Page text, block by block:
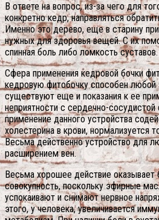
В ответе на вопрос, из-за чего для
конкретно кедр, направляться
Именно это дерево, еще в старину
нужных для здоровья вещей. С их
спинная боль либо ломкость суставов.
Сфера применения кедровой бочки
кедровую фитобочку способен любой
существуют еще и показания к ее
неприятности с сердечно-сосудистой
применение данного устройства
холестерина в крови, нормализуется
Весьма действенно устройство для
расширением вен.
Весьма хорошее действие оказывает
совокупность, поскольку эфирные
успокаивают и снимают нервное
этого, у человека, увеличивается